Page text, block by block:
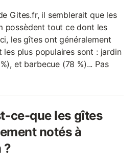
Gites.fr, il semblerait que les
possèdent tout ce dont les
les gîtes ont généralement
les plus populaires sont : jardin
et barbecue (78 %)... Pas
ce-que les gîtes
notés à
?